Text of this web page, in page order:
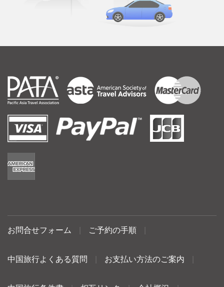
お問合せフォーム ご予約の手順
中国旅行よくある質問 お支払い方法のご案内